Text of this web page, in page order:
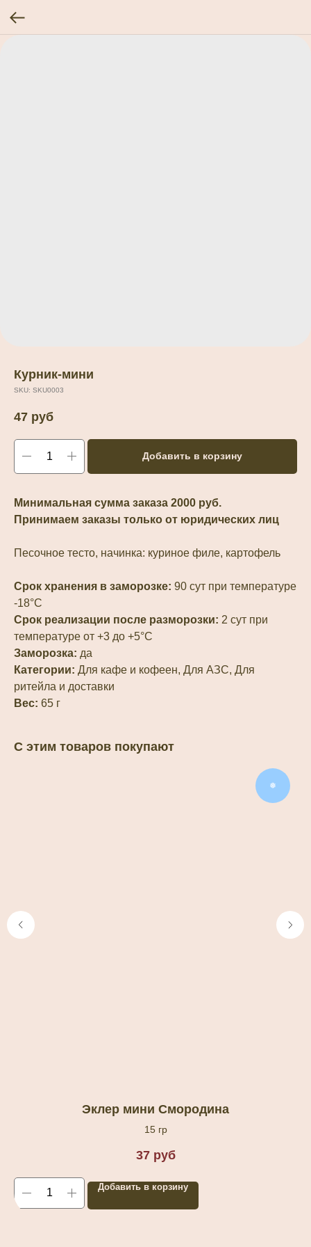
Курник-мини
SKU: SKU0003
47 руб
Добавить в корзину
Минимальная сумма заказа 2000 руб.
Принимаем заказы только от юридических лиц
Песочное тесто, начинка: куриное филе, картофель
Срок хранения в заморозке: 90 сут при температуре
-18°С
Срок реализации после разморозки: 2 сут при
температуре от +3 до +5°С
Заморозка: да
Категории: Для кафе и кофеен, Для АЗС, Для
ритейла и доставки
Вес: 65 г
С этим товаров покупают
❅
Эклер мини Смородина
15 гр
37 руб
Добавить в корзину